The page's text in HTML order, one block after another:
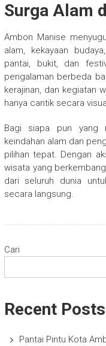
Surga Alam
Ambon Manise
alam, kekayaan
pantai, bukit, dan
pengalaman berbeda
kerajinan, dan kegiatan
hanya cantik secara
Bagi siapa pun yang
keindahan alam dan
pilihan tepat. Dengan
wisata yang
dari seluruh dunia
secara langsung.
Cari
Recent Posts
Pantai Pintu Kota